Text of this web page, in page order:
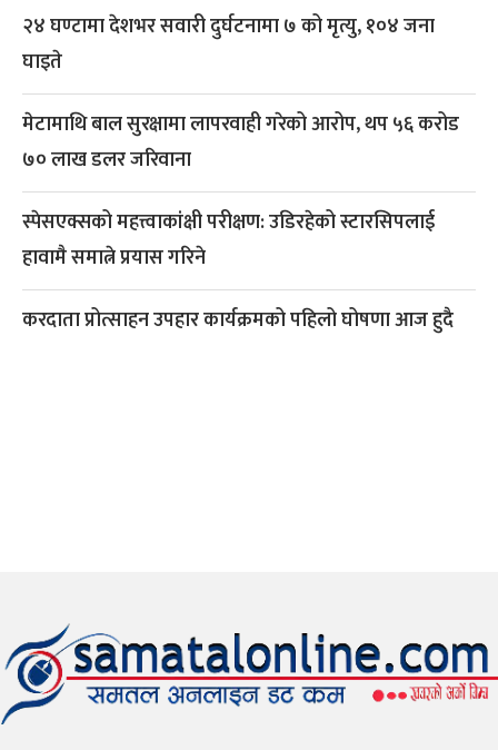
२४ घण्टामा देशभर सवारी दुर्घटनामा ७ को मृत्यु, १०४ जना
घाइते
मेटामाथि बाल सुरक्षामा लापरवाही गरेको आरोप, थप ५६ करोड
७० लाख डलर जरिवाना
स्पेसएक्सको महत्त्वाकांक्षी परीक्षण: उडिरहेको स्टारसिपलाई
हावामै समात्ने प्रयास गरिने
करदाता प्रोत्साहन उपहार कार्यक्रमको पहिलो घोषणा आज हुदै